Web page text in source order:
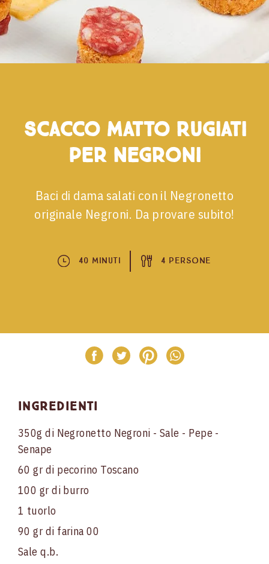
Scacco matto Rugiati
per Negroni
Baci di dama salati con il Negronetto
originale Negroni. Da provare subito!
40 Minuti 4 Persone
Ingredienti
350g di Negronetto Negroni - Sale - Pepe -
Senape
60 gr di pecorino Toscano
100 gr di burro
1 tuorlo
90 gr di farina 00
Sale q.b.